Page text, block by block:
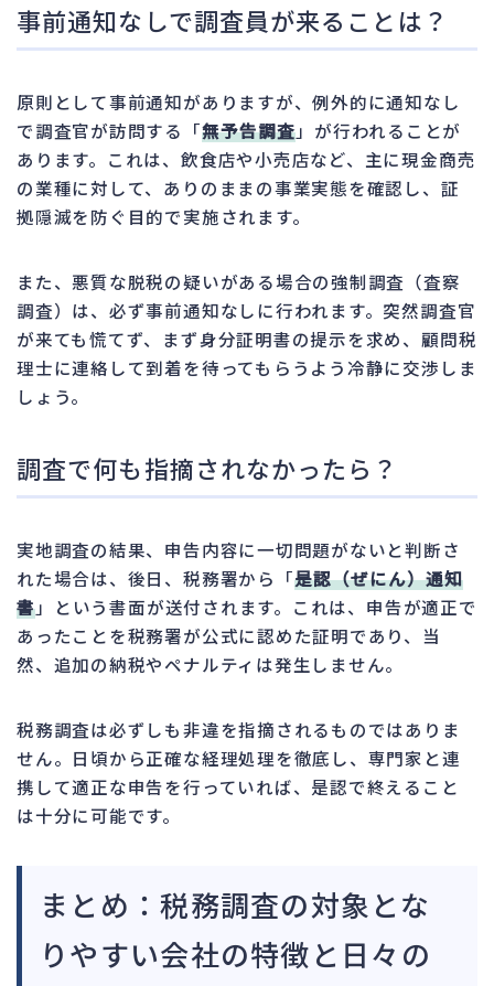
事前通知なしで調査員が来ることは？
原則として事前通知がありますが、例外的に通知なし
で調査官が訪問する「無予告調査」が行われることが
あります。これは、飲食店や小売店など、主に現金商売
の業種に対して、ありのままの事業実態を確認し、証
拠隠滅を防ぐ目的で実施されます。
また、悪質な脱税の疑いがある場合の強制調査（査察
調査）は、必ず事前通知なしに行われます。突然調査官
が来ても慌てず、まず身分証明書の提示を求め、顧問税
理士に連絡して到着を待ってもらうよう冷静に交渉しま
しょう。
調査で何も指摘されなかったら？
実地調査の結果、申告内容に一切問題がないと判断さ
れた場合は、後日、税務署から「是認（ぜにん）通知
書」という書面が送付されます。これは、申告が適正で
あったことを税務署が公式に認めた証明であり、当
然、追加の納税やペナルティは発生しません。
税務調査は必ずしも非違を指摘されるものではありま
せん。日頃から正確な経理処理を徹底し、専門家と連
携して適正な申告を行っていれば、是認で終えること
は十分に可能です。
まとめ：税務調査の対象とな
りやすい会社の特徴と日々の